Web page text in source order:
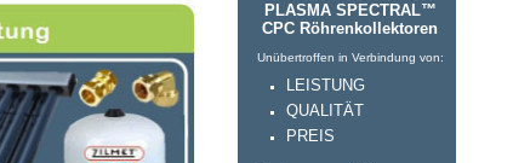
PLASMA SPECTRAL™
CPC Röhrenkollektoren
Unübertroffen in Verbindung von:
LEISTUNG
QUALITÄT
PREIS